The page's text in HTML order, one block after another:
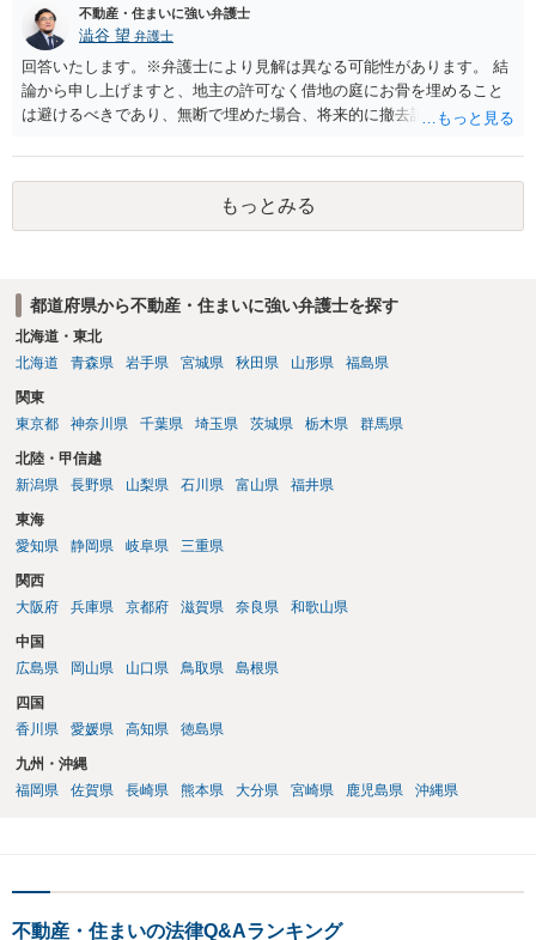
したり、立ち退きを迫る材料に使ったりする可能性は否定できませ
ん。
不動産・住まいに強い弁護士
澁谷 望 弁護士
回答いたします。※弁護士により見解は異なる可能性があります。 結
論から申し上げますと、地主の許可なく借地の庭にお骨を埋めること
は避けるべきであり、無断で埋めた場合、将来的に撤去請求や退去時
上、自分のペットの遺骨を埋める行為自体は墓地埋葬法違反や不法投
棄には該当しないため、犯罪になるわけではありません。しかし、建
物の所有者は質問者様であっても、土地の所有権はあくまで地主にあ
ります。そのため、地主に無断でお骨を埋める行為は、他人の所有権
事前に地主へ相談して許可を得るか、土地に直接埋めずに大きめの鉢
植え等で供養する「プランター葬」や、ペット霊園等への納骨を検討
されるのが確実かと思います。
もっとみる
都道府県から不動産・住まいに強い弁護士を探す
北海道・東北
北海道
青森県 岩手県 宮城県 秋田県 山形県 福島県
関東
東京都
神奈川県 千葉県 埼玉県 茨城県 栃木県 群馬県
北陸・甲信越
新潟県
長野県 山梨県 石川県 富山県 福井県
東海
愛知県
静岡県 岐阜県 三重県
関西
大阪府
兵庫県 京都府 滋賀県 奈良県 和歌山県
中国
広島県
岡山県 山口県 鳥取県 島根県
四国
香川県
愛媛県 高知県 徳島県
九州・沖縄
福岡県
佐賀県 長崎県 熊本県 大分県 宮崎県 鹿児島県 沖縄県
不動産・住まいの法律Q&Aランキング